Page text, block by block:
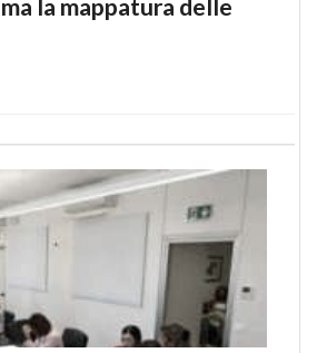
la mappatura delle